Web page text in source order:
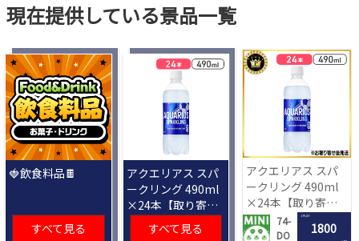
現在提供している景品一覧
🍓飲食料品🍫
すべて見る
アクエリアス スパ
ークリング 490ml
×24本【取り寄せ
入荷後次第発送】
すべて見る
アクエリアス スパ
ークリング 490ml
×24本【取り寄せ
入荷後次第発送】
74-
DO
1 PLAY
1800